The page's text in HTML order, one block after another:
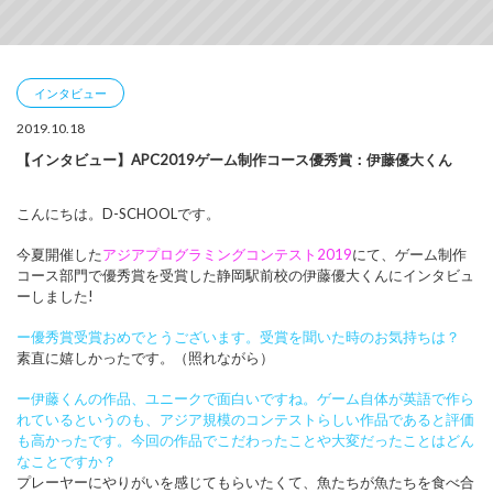
インタビュー
2019.10.18
【インタビュー】APC2019ゲーム制作コース優秀賞：伊藤優大くん
こんにちは。D-SCHOOLです。
今夏開催したアジアプログラミングコンテスト2019にて、ゲーム制作
コース部門で優秀賞を受賞した静岡駅前校の伊藤優大くんにインタビュ
ーしました!
ー優秀賞受賞おめでとうございます。受賞を聞いた時のお気持ちは？
素直に嬉しかったです。（照れながら）
ー伊藤くんの作品、ユニークで面白いですね。ゲーム自体が英語で作ら
れているというのも、アジア規模のコンテストらしい作品であると評価
も高かったです。今回の作品でこだわったことや大変だったことはどん
なことですか？
プレーヤーにやりがいを感じてもらいたくて、魚たちが魚たちを食べ合